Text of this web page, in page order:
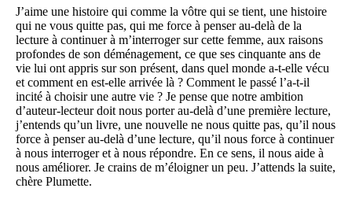
J’aime une histoire qui comme la vôtre qui se tient, une histoire
qui ne vous quitte pas, qui me force à penser au-delà de la
lecture à continuer à m’interroger sur cette femme, aux raisons
profondes de son déménagement, ce que ses cinquante ans de
vie lui ont appris sur son présent, dans quel monde a-t-elle vécu
et comment en est-elle arrivée là ? Comment le passé l’a-t-il
incité à choisir une autre vie ? Je pense que notre ambition
d’auteur-lecteur doit nous porter au-delà d’une première lecture,
j’entends qu’un livre, une nouvelle ne nous quitte pas, qu’il nous
force à penser au-delà d’une lecture, qu’il nous force à continuer
à nous interroger et à nous répondre. En ce sens, il nous aide à
nous améliorer. Je crains de m’éloigner un peu. J’attends la suite,
chère Plumette.